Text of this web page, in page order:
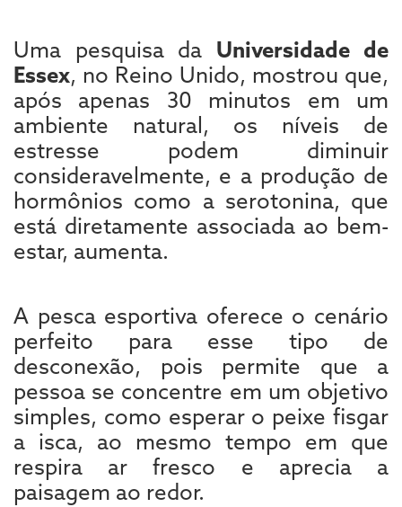
Uma pesquisa da Universidade de
Essex, no Reino Unido, mostrou que,
após apenas 30 minutos em um
ambiente natural, os níveis de
estresse podem diminuir
consideravelmente, e a produção de
hormônios como a serotonina, que
está diretamente associada ao bem-
estar, aumenta.
A pesca esportiva oferece o cenário
perfeito para esse tipo de
desconexão, pois permite que a
pessoa se concentre em um objetivo
simples, como esperar o peixe fisgar
a isca, ao mesmo tempo em que
respira ar fresco e aprecia a
paisagem ao redor.